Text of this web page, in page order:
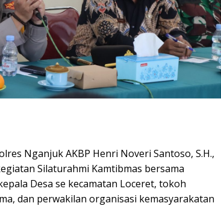
Nganjuk AKBP Henri Noveri Santoso, S.H.,
Silaturahmi Kamtibmas bersama
Desa se kecamatan Loceret, tokoh
dan perwakilan organisasi kemasyarakatan